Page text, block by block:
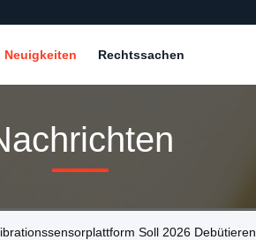
Neuigkeiten Rechtssachen
Soll 2026 Debütieren